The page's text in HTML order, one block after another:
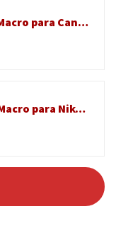
Godox MF-T76 C Flash Macro para Canon MF T76 Doble Flash TTL Micro Flash 76Ws GN22.4 1,2s Reciclaje HSS 4 Twin Flashs con Cabezas Ajustables para Fotografía Macro Joyas Insectos Y Fotografía Dental
Godox MF-T76 N Flash Macro para Nikon MF T76 Doble Flash TTL Micro Flash 76Ws GN22.4 1,2s Reciclaje HSS 4 Twin Flashs con Cabezas Ajustables para Fotografía Macro Joyas Insectos Y Fotografía Dental